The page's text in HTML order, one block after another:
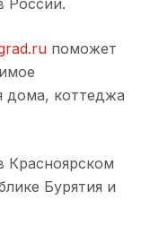
России.
поможет
дома, коттеджа
Красноярском
Бурятия и